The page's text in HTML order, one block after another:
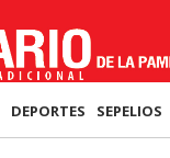
DEPORTES SEPELIOS